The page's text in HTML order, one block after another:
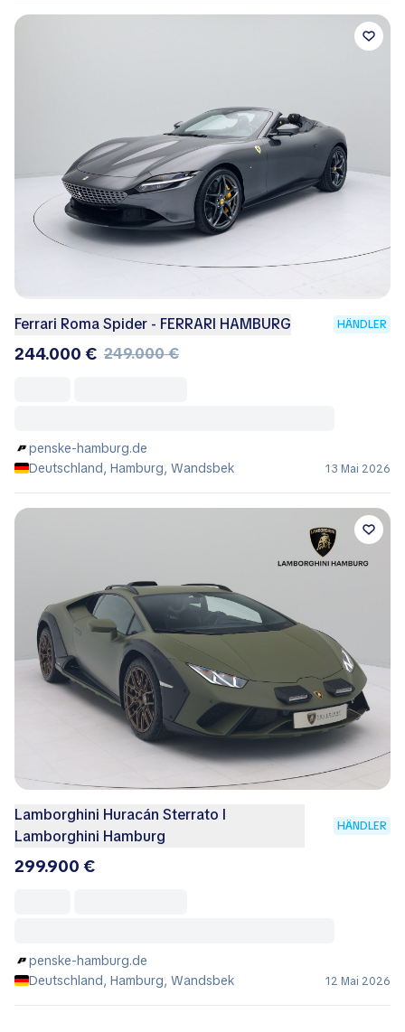
Ferrari Roma Spider - FERRARI HAMBURG HÄNDLER
244.000 € 249.000 €
penske-hamburg.de
Deutschland, Hamburg, Wandsbek
13 Mai 2026
Lamborghini Huracán Sterrato I
Lamborghini Hamburg
HÄNDLER
299.900 €
penske-hamburg.de
Deutschland, Hamburg, Wandsbek
12 Mai 2026